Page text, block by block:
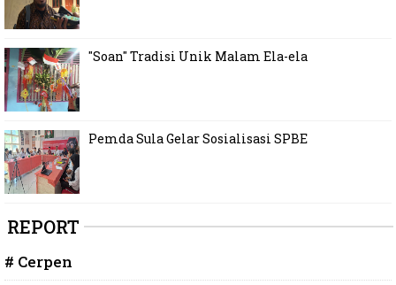
"Soan" Tradisi Unik Malam Ela-ela
Pemda Sula Gelar Sosialisasi SPBE
REPORT
# Cerpen